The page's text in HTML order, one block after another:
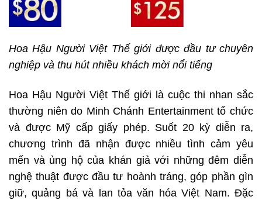
Hoa Hậu Người Việt Thế giới được đầu tư chuyên
nghiệp và thu hút nhiều khách mời nổi tiếng
Hoa Hậu Người Việt Thế giới là cuộc thi nhan sắc
thường niên do Minh Chánh Entertainment tổ chức
và được Mỹ cấp giấy phép. Suốt 20 kỳ diễn ra,
chương trình đã nhận được nhiều tình cảm yêu
mến và ủng hộ của khán giả với những đêm diễn
nghệ thuật được đầu tư hoành tráng, góp phần gìn
giữ, quảng bá và lan tỏa văn hóa Việt Nam. Đặc